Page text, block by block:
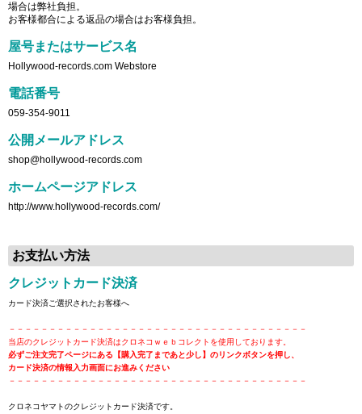
場合は弊社負担。
お客様都合による返品の場合はお客様負担。
屋号またはサービス名
Hollywood-records.com Webstore
電話番号
059-354-9011
公開メールアドレス
shop@hollywood-records.com
ホームページアドレス
http://www.hollywood-records.com/
お支払い方法
クレジットカード決済
カード決済ご選択されたお客様へ
－－－－－－－－－－－－－－－－－－－－－－－－－－－－－－－－－－－－－
当店のクレジットカード決済はクロネコｗｅｂコレクトを使用しております。
必ずご注文完了ページにある【購入完了まであと少し】のリンクボタンを押し、
カード決済の情報入力画面にお進みください
－－－－－－－－－－－－－－－－－－－－－－－－－－－－－－－－－－－－－
クロネコヤマトのクレジットカード決済です。